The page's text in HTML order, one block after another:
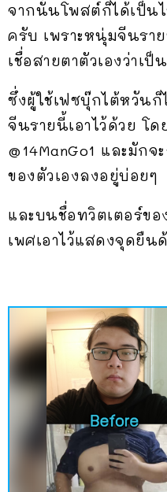
จากนั้นโพสต์ก็ได้เป็น
ครับ เพราะหนุ่มจีนรา
เชื่อสายตาตัวเองว่าเ
ซึ่งผู้ใช้เฟซบุ๊กไต้หวัน
จีนรายนี้เอาไว้ด้วย โด
@14ManGo1 และมัก
ของตัวเองลงอยู่บ่อยๆ
และบนชื่อทวิตเตอร์ขอ
เพศเอาไว้แสดงจุดยืน